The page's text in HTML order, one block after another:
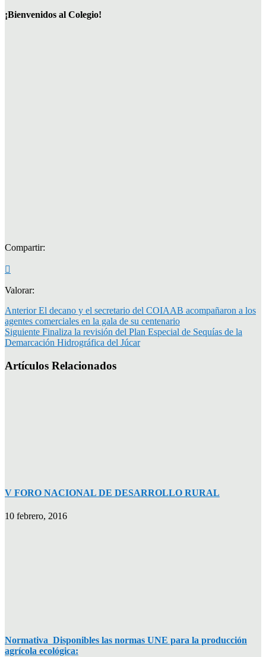
¡Bienvenidos al Colegio!
Compartir:
Valorar:
Anterior El decano y el secretario del COIAAB acompañaron a los
agentes comerciales en la gala de su centenario
Siguiente Finaliza la revisión del Plan Especial de Sequías de la
Demarcación Hidrográfica del Júcar
Artículos Relacionados
V FORO NACIONAL DE DESARROLLO RURAL
10 febrero, 2016
Normativa_Disponibles las normas UNE para la producción
agrícola ecológica: